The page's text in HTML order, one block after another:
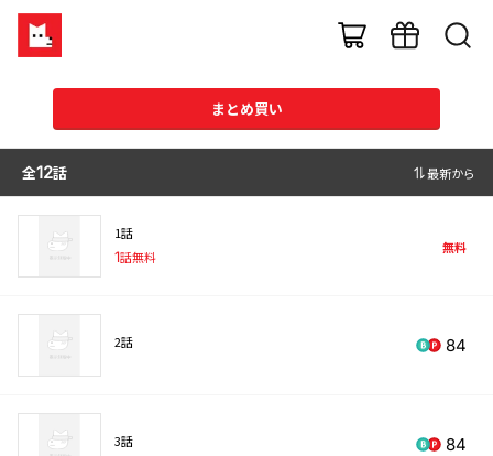
まとめ買い
全12話 最新から
1話
1話無料
無料
2話 84
3話 84